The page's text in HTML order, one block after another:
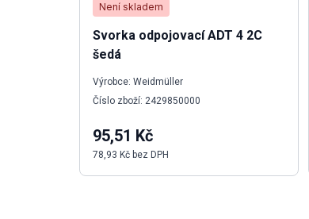
Není skladem
Svorka odpojovací ADT 4 2C
šedá
Výrobce: Weidmüller
Číslo zboží: 2429850000
95,51 Kč
78,93 Kč bez DPH